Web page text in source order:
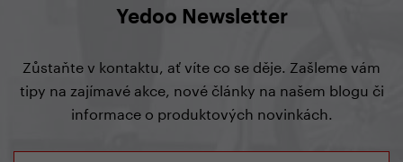
Yedoo Newsletter
Zůstaňte v kontaktu, ať víte co se děje. Zašleme vám
tipy na zajímavé akce, nové články na našem blogu či
informace o produktových novinkách.